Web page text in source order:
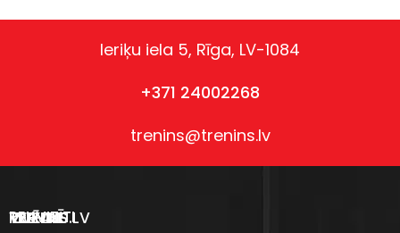
Ieriķu iela 5, Rīga, LV-1084
+371 24002268
trenins@trenins.lv
REKVIZĪTI
VEIKALS
TRENINS.LV
IZVĒLNE